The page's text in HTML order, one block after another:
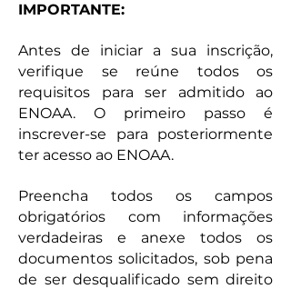
IMPORTANTE:
Antes de iniciar a sua inscrição,
verifique se reúne todos os
requisitos para ser admitido ao
ENOAA. O primeiro passo é
inscrever-se para posteriormente
ter acesso ao ENOAA.
Preencha todos os campos
obrigatórios com informações
verdadeiras e anexe todos os
documentos solicitados, sob pena
de ser desqualificado sem direito